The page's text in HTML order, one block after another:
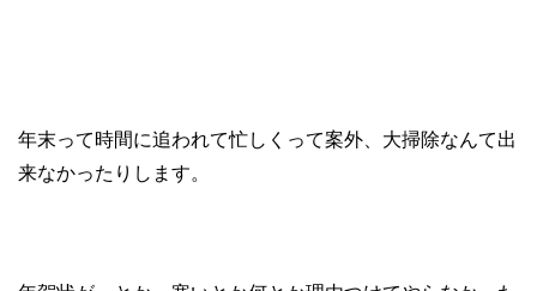
年末って時間に追われて忙しくって案外、大掃除なんて出
来なかったりします。